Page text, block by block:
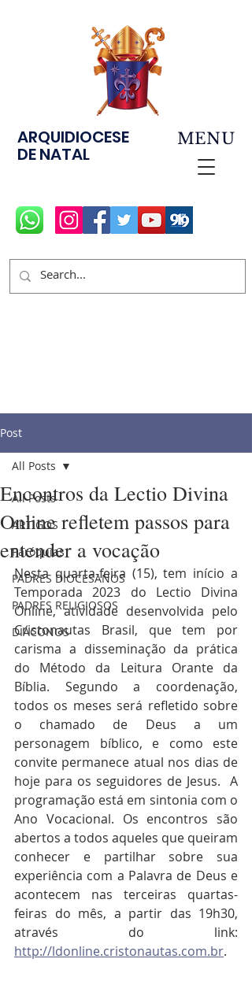
ARQUIDIOCESE
DE NATAL
MENU
Post
All Posts
ARTIGOS
Paróquias
PADRES DIOCESANOS
PADRES RELIGIOSOS
DIÁCONOS
All Posts
Encontros da Lectio Divina
Online refletem passos para
entender a vocação
Nesta quarta-feira (15), tem início a
Temporada 2023 do Lectio Divina
Online, atividade desenvolvida pelo
Cristonautas Brasil, que tem por
carisma a disseminação da prática
do Método da Leitura Orante da
Bíblia. Segundo a coordenação,
todos os meses será refletido sobre
o chamado de Deus a um
personagem bíblico, e como este
convite permanece atual nos dias de
hoje para os seguidores de Jesus.  A
programação está em sintonia com o
Ano Vocacional. Os encontros são
abertos a todos aqueles que queiram
conhecer e partilhar sobre sua
experiência com a Palavra de Deus e
acontecem nas terceiras quartas-
feiras do mês, a partir das 19h30,
http://ldonline.cristonautas.com.br.